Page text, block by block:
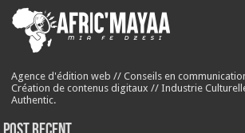
Agence d'édition web // Conseils en
Création de contenus digitaux // Industrie
Authentic.